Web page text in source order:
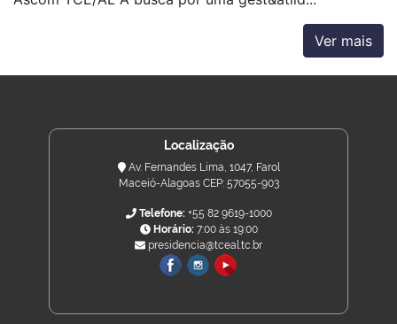
Ver mais
Localização
Av. Fernandes Lima, 1047, Farol
Maceió-Alagoas CEP: 57055-903
Telefone:+55 82 9619-1000
Horário:7:00 às 19:00
presidencia@tceal.tc.br